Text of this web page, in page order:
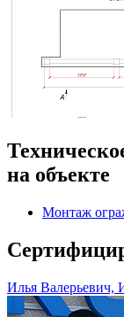
на объекте
Монтаж
Илья Валерьевич,